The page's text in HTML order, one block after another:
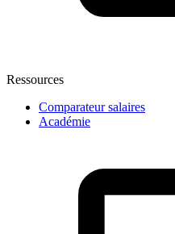
Ressources
Comparateur salaires
Académie